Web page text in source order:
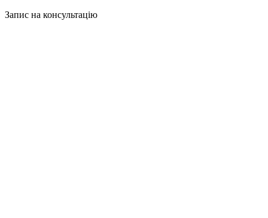
Запис на консультацію